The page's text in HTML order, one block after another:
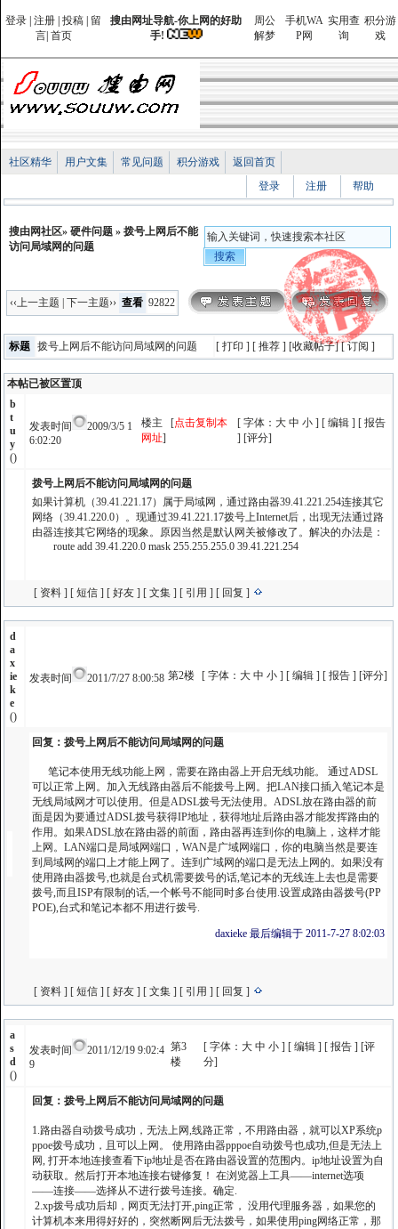
登录 注册 投稿
留
言| 首页
搜由网址导航-你上网的好助
手!
周公
解梦
手机WA
P网
实用查
询
积分游
戏
社区精华 用户文集 常见问题 积分游戏
返回首页
登录
注册 帮助
搜由网社区» 硬件问题 » 拨号上网后不能
访问局域网的问题
‹‹上一主题 下一主题›› 查看 92822
标题 拨号上网后不能访问局域网的问题 [ 打印 ] [ 推荐 ] [收藏帖子] [订阅 ]
本帖已被区置顶
b
t
u
y
()
发表时间
2009/3/5 1
6:02:20
楼主 [点击复制本
网址]
[ 字体： 大 中 小 ] [ 编辑 ] [ 报告
] [评分]
拨号上网后不能访问局域网的问题
如果计算机（39.41.221.17）属于局域网，通过路由器39.41.221.254连接其它
网络（39.41.220.0）。现通过39.41.221.17拨号上Internet后，出现无法通过路
由器连接其它网络的现象。原因当然是默认网关被修改了。解决的办法是：
route add 39.41.220.0 mask 255.255.255.0 39.41.221.254
[ 资料 ] [ 短信 ] [ 好友 ] [ 文集 ] [ 引用 ] [ 回复 ]
d
a
x
ie
k
e
()
发表时间 2011/7/27 8:00:58 第2楼 [ 字体： 大 中 小 ] [ 编辑 ] [ 报告 ] [评分]
回复：拨号上网后不能访问局域网的问题
笔记本使用无线功能上网，需要在路由器上开启无线功能。 通过ADSL
可以正常上网。加入无线路由器后不能拨号上网。把LAN接口插入笔记本是
无线局域网才可以使用。但是ADSL拨号无法使用。ADSL放在路由器的前
面是因为要通过ADSL拨号获得IP地址，获得地址后路由器才能发挥路由的
作用。如果ADSL放在路由器的前面，路由器再连到你的电脑上，这样才能
上网。LAN端口是局域网端口，WAN是广域网端口，你的电脑当然是要连
到局域网的端口上才能上网了。连到广域网的端口是无法上网的。如果没有
使用路由器拨号,也就是台式机需要拨号的话,笔记本的无线连上去也是需要
拨号,而且ISP有限制的话,一个帐号不能同时多台使用.设置成路由器拨号(PP
POE),台式和笔记本都不用进行拨号.
daxieke 最后编辑于 2011-7-27 8:02:03
[ 资料 ] [ 短信 ] [ 好友 ] [ 文集 ] [ 引用 ] [ 回复 ]
a
s
d
()
发表时间
2011/12/19 9:02:4
9
第3
楼
[ 字体： 大 中 小 ] [ 编辑 ] [ 报告 ] [评
分]
回复：拨号上网后不能访问局域网的问题
1.路由器自动拨号成功，无法上网,线路正常，不用路由器，就可以XP系统p
ppoe拨号成功，且可以上网。 使用路由器pppoe自动拨号也成功,但是无法上
网, 打开本地连接查看下ip地址是否在路由器设置的范围内。ip地址设置为自
动获取。然后打开本地连接右键修复！ 在浏览器上工具——internet选项
——连接——选择从不进行拨号连接。确定.
2.xp拨号成功后却，网页无法打开,ping正常， 没用代理服务器，如果您的
计算机本来用得好好的，突然断网后无法拨号，如果使用ping网络正常，那